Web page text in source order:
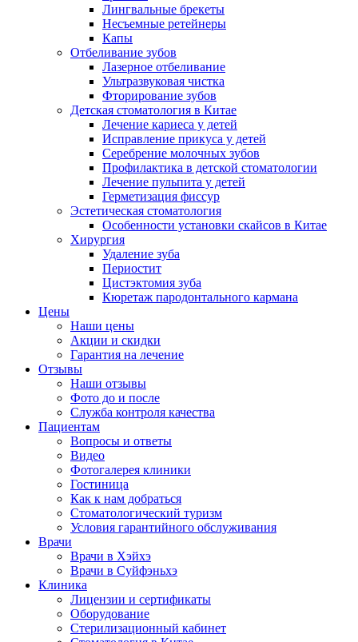
Лингвальные брекеты
Несъемные ретейнеры
Капы
Отбеливание зубов
Лазерное отбеливание
Ультразвуковая чистка
Фторирование зубов
Детская стоматология в Китае
Лечение кариеса у детей
Исправление прикуса у детей
Серебрение молочных зубов
Профилактика в детской стоматологии
Лечение пульпита у детей
Герметизация фиссур
Эстетическая стоматология
Особенности установки скайсов в Китае
Хирургия
Удаление зуба
Периостит
Цистэктомия зуба
Кюретаж пародонтального кармана
Цены
Наши цены
Акции и скидки
Гарантия на лечение
Отзывы
Наши отзывы
Фото до и после
Служба контроля качества
Пациентам
Вопросы и ответы
Видео
Фотогалерея клиники
Гостиница
Как к нам добраться
Стоматологический туризм
Условия гарантийного обслуживания
Врачи
Врачи в Хэйхэ
Врачи в Суйфэньхэ
Клиника
Лицензии и сертификаты
Оборудование
Стерилизационный кабинет